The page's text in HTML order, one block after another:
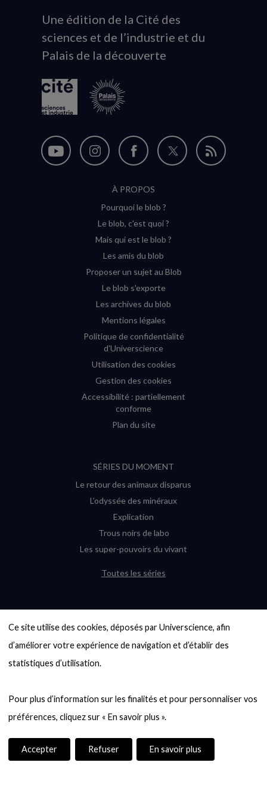
Ce site utilise des cookies, déposés par Universcience, afin
d’améliorer votre expérience de navigation et d’établir des
statistiques d’utilisation.
Pour plus d’information sur les finalités et pour personnaliser vos
Accepter Refuser En savoir plus
Animation
du
logo
Une édition de la Cité des
sciences et de l’industrie et du
Palais de la découverte
Nous
Nous
Instagram
(nouvelle
Nous
sur
Facebook
(nouvelle
Nous
Flux
À PROPOS
Pourquoi le blob ?
Le blob, c'est quoi ?
Mais qui est le blob ?
Les amis du blob
Proposer un sujet au Blob
Le blob s'exporte
Les archives du blob
Mentions légales
Politique de confidentialité
d'Universcience
Utilisation des cookies
Gestion des cookies
Accessibilité : partiellement
conforme
Plan du site
SÉRIES DU MOMENT
Le retour des animaux disparus
L’odyssée des minéraux
Explication
Trous noirs de labo
Les super-pouvoirs du vivant
Toutes les séries
6000 exoplanètes, et pas de « Terre »
en vue ?
Quel avenir pour les cryptos ?
Entre mathématiques et politique : la
quête d’un vote équitable
casse-tête